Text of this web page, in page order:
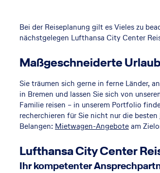
re
m
e
n
Bei der Reiseplanung gilt es Vieles zu
nächstgelegen Lufthansa City Center
Maßgeschneiderte
Sie träumen sich gerne in ferne Länder,
in Bremen und lassen Sie sich von
Familie reisen – in unserem Portfolio
recherchieren für Sie nicht nur die besten
Belangen: Mietwagen-Angeboteam
Lufthansa City Center
Ihr kompetenter